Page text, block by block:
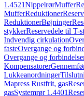
1.4521NippelrørMuffer
MufferReduktioner
ReduktionerBøjninger
stykkerReservedele til T-
Indvendig cirkulation
fasteOvergange og
Overgange og
Kompensatorer
Lukkeanordninger
Mapress Rustfrit, gas
gasSystemrør 1.4401